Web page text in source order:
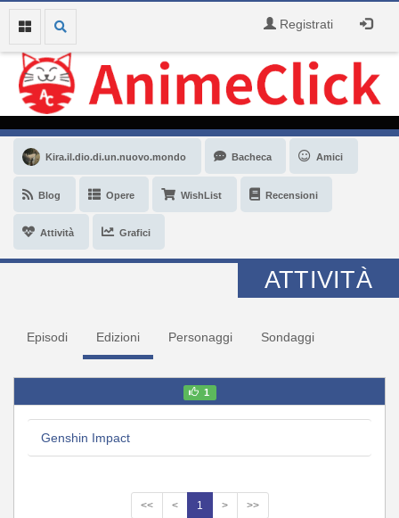
Registrati
Kira.il.dio.di.un.nuovo.mondo Bacheca Amici
Blog Opere WishList Recensioni
Attività Grafici
ATTIVITÀ
Episodi Edizioni Personaggi Sondaggi
1
Genshin Impact
<< < 1 > >>